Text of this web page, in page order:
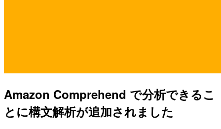
Amazon Comprehend で分析できるこ
とに構文解析が追加されました